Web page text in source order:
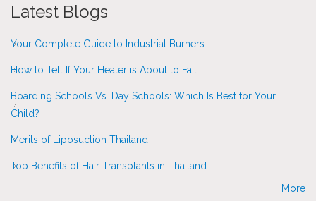
Latest Blogs
Your Complete Guide to Industrial Burners
How to Tell If Your Heater is About to Fail
Boarding Schools Vs. Day Schools: Which Is Best for Your
Child?
Merits of Liposuction Thailand
Top Benefits of Hair Transplants in Thailand
More